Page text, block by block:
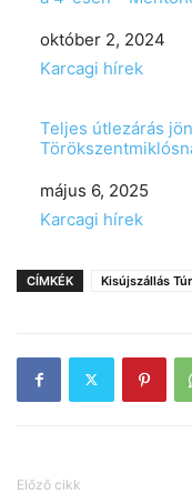
Date
október 2, 2024
In relation to
Karcagi hírek
Teljes útlezárás
Date
május 6, 2025
In relation to
Karcagi hírek
CÍMKÉK Kisújszállás
Előző cikk